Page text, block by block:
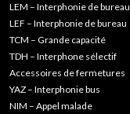
LEM – Interphonie de bureau
LEF – Interphonie de bureau
TCM – Grande capacité
TDH – Interphone sélectif
Accessoires de fermetures
YAZ – Interphonie bus
NIM – Appel malade